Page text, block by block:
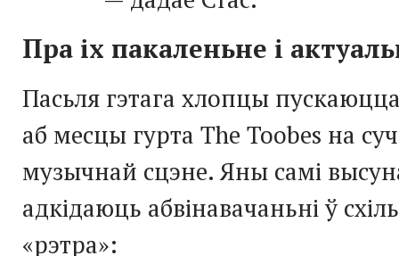
Пра іх пакаленьне і
Пасьля гэтага хлопцы
аб месцы гурта The Toobes на
музычнай сцэне. Яны самі
адкідаюць абвінавачаньні ў
«рэтра»: